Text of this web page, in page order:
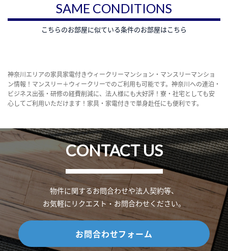
SAME CONDITIONS
こちらのお部屋に似ている条件のお部屋はこちら
神奈川エリアの家具家電付きウィークリーマンション・マンスリーマンショ
ン情報！マンスリー＋ウィークリーでのご利用も可能です。神奈川への連泊・
ビジネス出張・研修の経費削減に、法人様にも大好評！寮・社宅としても安
心してご利用いただけます！家具・家電付きで単身赴任にも便利です。
CONTACT US
物件に関するお問合わせや法人契約等、
お気軽にリクエスト・お問合わせください。
お問合わせフォーム